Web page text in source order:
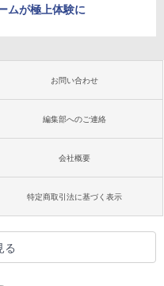
ムが極上体験に
お問い合わせ
編集部へのご連絡
会社概要
特定商取引法に基づく表示
る